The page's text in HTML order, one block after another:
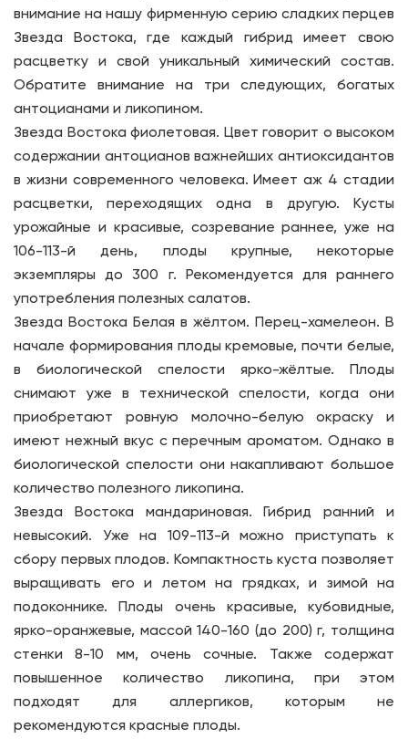
внимание на нашу фирменную серию сладких перцев
Звезда Востока, где каждый гибрид имеет свою
расцветку и свой уникальный химический состав.
Обратите внимание на три следующих, богатых
антоцианами и ликопином.
Звезда Востока фиолетовая. Цвет говорит о высоком
содержании антоцианов важнейших антиоксидантов
в жизни современного человека. Имеет аж 4 стадии
расцветки, переходящих одна в другую. Кусты
урожайные и красивые, созревание раннее, уже на
106-113-й день, плоды крупные, некоторые
экземпляры до 300 г. Рекомендуется для раннего
употребления полезных салатов.
Звезда Востока Белая в жёлтом. Перец-хамелеон. В
начале формирования плоды кремовые, почти белые,
в биологической спелости ярко-жёлтые. Плоды
снимают уже в технической спелости, когда они
приобретают ровную молочно-белую окраску и
имеют нежный вкус с перечным ароматом. Однако в
биологической спелости они накапливают большое
количество полезного ликопина.
Звезда Востока мандариновая. Гибрид ранний и
невысокий. Уже на 109-113-й можно приступать к
сбору первых плодов. Компактность куста позволяет
выращивать его и летом на грядках, и зимой на
подоконнике. Плоды очень красивые, кубовидные,
ярко-оранжевые, массой 140-160 (до 200) г, толщина
стенки 8-10 мм, очень сочные. Также содержат
повышенное количество ликопина, при этом
подходят для аллергиков, которым не
рекомендуются красные плоды.